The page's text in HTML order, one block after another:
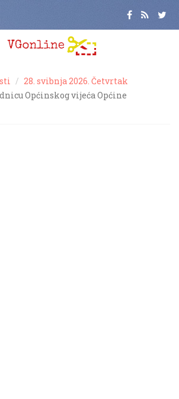
28. svibnja 2026. Četvrtak
Općinskog vijeća Općine